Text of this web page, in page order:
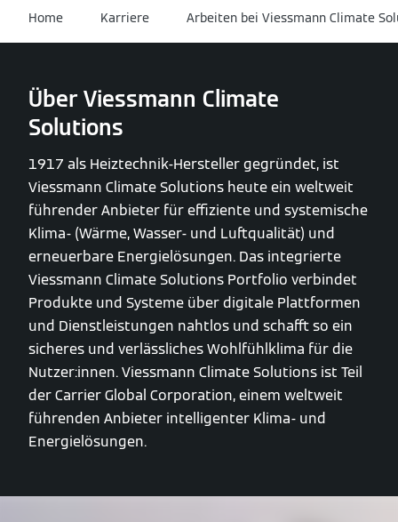
Home Karriere Arbeiten bei Viessmann Climate
Über Viessmann Climate
Solutions
1917 als Heiztechnik-Hersteller gegründet, ist
Viessmann Climate Solutions heute ein weltweit
führender Anbieter für effiziente und systemische
Klima- (Wärme, Wasser- und Luftqualität) und
erneuerbare Energielösungen. Das integrierte
Viessmann Climate Solutions Portfolio verbindet
Produkte und Systeme über digitale Plattformen
und Dienstleistungen nahtlos und schafft so ein
sicheres und verlässliches Wohlfühlklima für die
Nutzer:innen. Viessmann Climate Solutions ist Teil
der Carrier Global Corporation, einem weltweit
führenden Anbieter intelligenter Klima- und
Energielösungen.